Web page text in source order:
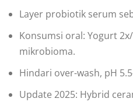
Layer probiotik serum
Konsumsi oral: Yogurt
mikrobioma.
Hindari over-wash, pH
Update 2025: Hybrid